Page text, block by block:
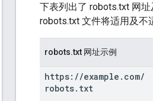
下表列出了 robots.txt 网
robots.txt 文件将适用及不
robots.txt 网址示例
https: //example . com/
robots. txt